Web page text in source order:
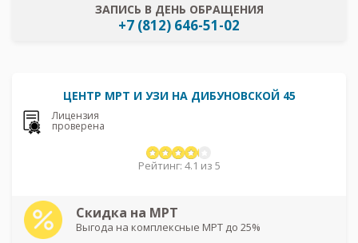
ЗАПИСЬ В ДЕНЬ ОБРАЩЕНИЯ
+7 (812) 646-51-02
ЦЕНТР МРТ И УЗИ НА ДИБУНОВСКОЙ 45
Лицензия
проверена
Рейтинг: 4.1 из 5
Скидка на МРТ
Выгода на комплексные МРТ до 25%